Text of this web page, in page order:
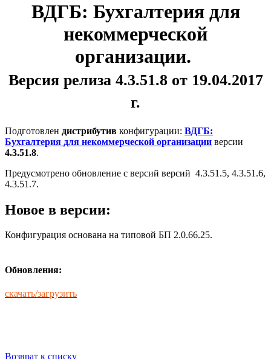
ВДГБ: Бухгалтерия для
некоммерческой
организации.
Версия релиза 4.3.51.8 от 19.04.2017
г.
Подготовлен дистрибутив конфигурации: ВДГБ:
Бухгалтерия для некоммерческой организации версии
4.3.51.8.
Предусмотрено обновление с версий версий 4.3.51.5, 4.3.51.6,
4.3.51.7.
Новое в версии:
Конфигурация основана на типовой БП 2.0.66.25.
Обновления:
скачать/загрузить
Возврат к списку